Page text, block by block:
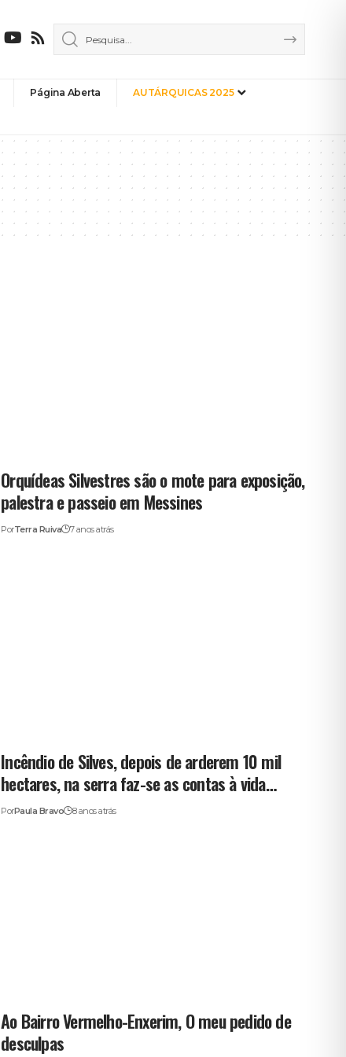
Página Aberta AUTÁRQUICAS 2025
Orquídeas Silvestres são o mote para exposição,
palestra e passeio em Messines
PorTerra Ruiva 7 anos atrás
Incêndio de Silves, depois de arderem 10 mil
hectares, na serra faz-se as contas à vida…
PorPaula Bravo 8 anos atrás
Ao Bairro Vermelho-Enxerim, O meu pedido de
desculpas